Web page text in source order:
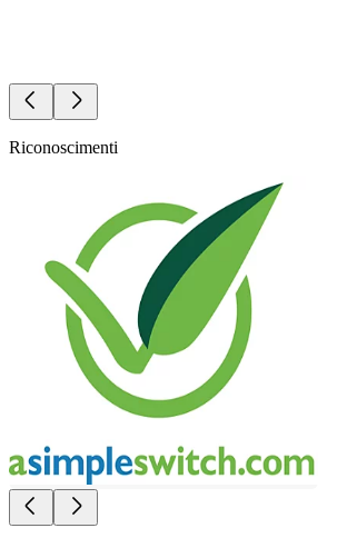
Riconoscimenti